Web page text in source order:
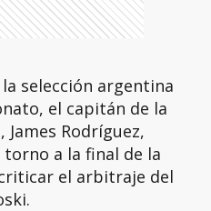
selección argentina
el capitán de la
James Rodríguez,
a la final de la
el arbitraje del